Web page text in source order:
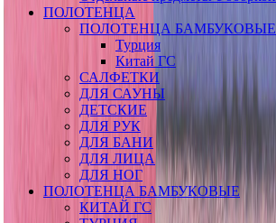
ПОЛОТЕНЦА
ПОЛОТЕНЦА БАМБУКОВЫЕ
Турция
Китай ГС
САЛФЕТКИ
ДЛЯ САУНЫ
ДЕТСКИЕ
ДЛЯ РУК
ДЛЯ БАНИ
ДЛЯ ЛИЦА
ДЛЯ НОГ
ПОЛОТЕНЦА БАМБУКОВЫЕ
КИТАЙ ГС